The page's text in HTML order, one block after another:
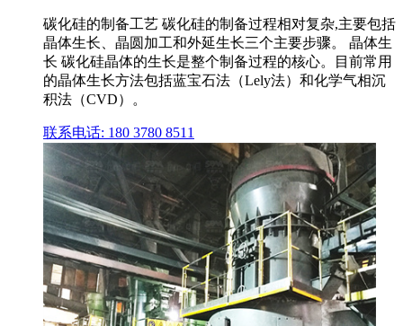
碳化硅的制备工艺 碳化硅的制备过程相对复杂,主要包括
晶体生长、晶圆加工和外延生长三个主要步骤。 晶体生
长 碳化硅晶体的生长是整个制备过程的核心。目前常用
的晶体生长方法包括蓝宝石法（Lely法）和化学气相沉
积法（CVD）。
联系电话: 180 3780 8511